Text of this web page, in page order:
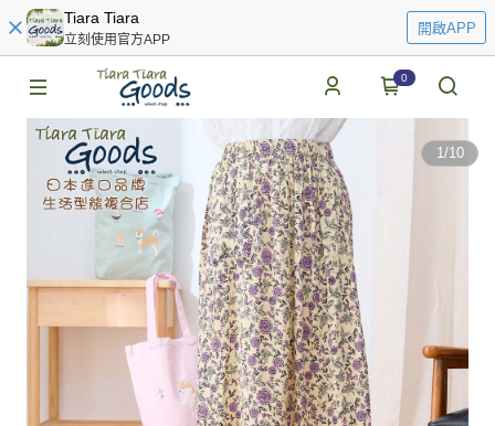
Tiara Tiara
立刻使用官方APP
開啟APP
0
1/10